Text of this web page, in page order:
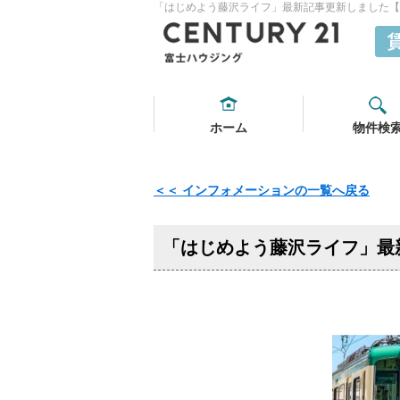
「はじめよう藤沢ライフ」最新記事更新しまし
ホーム 物件検
＜＜ インフォメーションの一覧へ戻る
「はじめよう藤沢ライフ」